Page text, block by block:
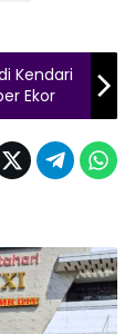
Kendari
Ekor